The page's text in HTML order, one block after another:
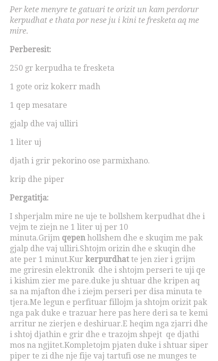
Per kete menyre te gatuari te orizit un kam perdorur
kerpudhat e thata por nese ju i kini te fresketa aq me
mire.
Perberesit:
250 gr kerpudha te fresketa
1 gote oriz kokerr madh
1 qep mesatare
gjalp dhe vaj ulliri
1 liter uj
djath i grir pekorino ose parmixhano.
krip dhe piper
Pergatitja:
I shperjalm mire ne uje te bollshem kerpudhat dhe i
vejm te ziejn ne 1 liter uj per 10
minuta.Grijm qepenhollshem dhe e skuqim me pak
gjalp dhe vaj ulliri.Shtojm orizin dhe e skuqin dhe
ate per 1 minut.Kur kerpurdhat te jen zier i grijm
me griresin elektronik dhe i shtojm perseri te uji qe
i kishim zier me pare.duke ju shtuar dhe kripen aq
sa na mjafton dhe i ziejm perseri per disa minuta te
tjera.Me legun e perfituar fillojm ja shtojm orizit pak
nga pak duke e trazuar here pas here deri sa te kemi
arritur ne zierjen e deshiruar.E heqim nga zjarri dhe
i shtoj djathin e grir dhe e trazojm shpejt qe djathi
mos na ngjitet.Kompletojm pjaten duke i shtuar siper
piper te zi dhe nje fije vaj tartufi ose ne munges te